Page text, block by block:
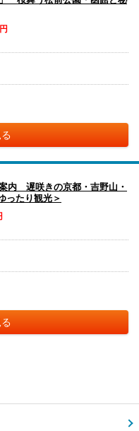
内 遅咲きの京都・吉野山・
ったり観光＞